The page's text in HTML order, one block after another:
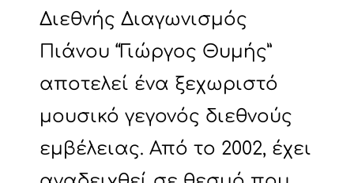
Διεθνής Διαγωνισμός
Πιάνου “Γιώργος Θυμής”
αποτελεί ένα ξεχωριστό
μουσικό γεγονός διεθνούς
εμβέλειας. Από το 2002, έχει